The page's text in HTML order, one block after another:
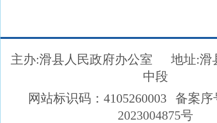
主办:滑县人民政府办公室
地址:滑
中段
网站标识码：4105260003
备案序
2023004875号